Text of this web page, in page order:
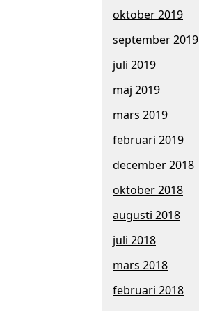
oktober 2019
september 2019
juli 2019
maj 2019
mars 2019
februari 2019
december 2018
oktober 2018
augusti 2018
juli 2018
mars 2018
februari 2018